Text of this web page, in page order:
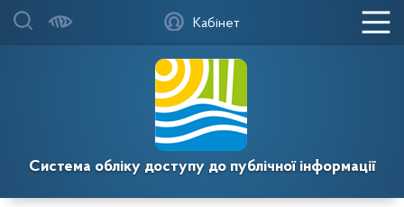
Система обліку доступу до публічної інформації
Кабінет